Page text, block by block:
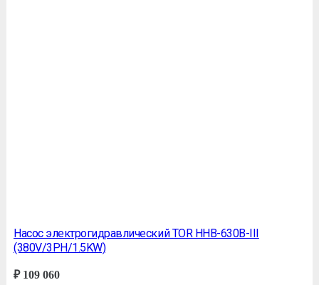
Насос электрогидравлический TOR HHB-630B-III
(380V/3PH/1.5KW)
₽109 060